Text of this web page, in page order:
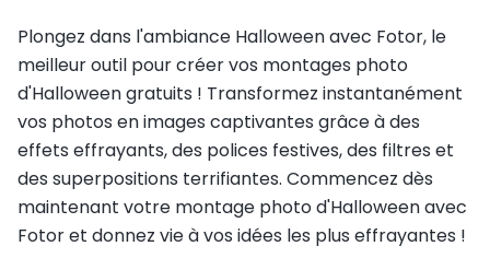
Plongez dans l'ambiance Halloween avec Fotor, le
meilleur outil pour créer vos montages photo
d'Halloween gratuits ! Transformez instantanément
vos photos en images captivantes grâce à des
effets effrayants, des polices festives, des filtres et
des superpositions terrifiantes. Commencez dès
maintenant votre montage photo d'Halloween avec
Fotor et donnez vie à vos idées les plus effrayantes !